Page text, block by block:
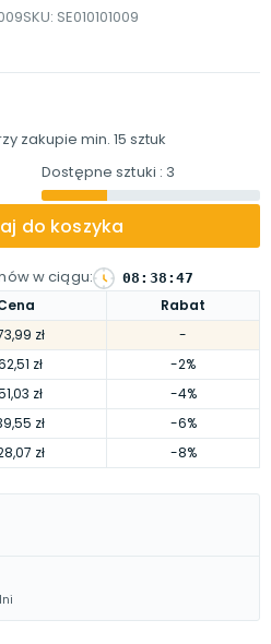
SKU: SE010101009
Rabat
zł
-
zł
-2%
zł
-4%
zł
-6%
zł -8%
zakupie min. 15 sztuk
Dostępne sztuki : 3
do koszyka
w ciągu: 08 : 38 :46